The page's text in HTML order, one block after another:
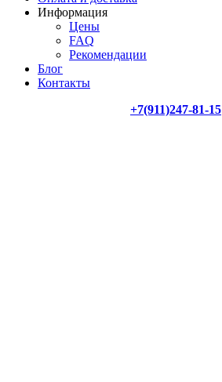
Информация
Цены
FAQ
Рекомендации
Блог
Контакты
+7(911)247-81-15